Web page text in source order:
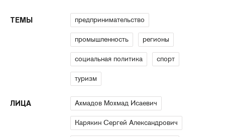
ТЕМЫ предпринимательство
промышленность регионы
социальная политика спорт
туризм
ЛИЦА Ахмадов Мохмад Исаевич
Карякин Сергей Александрович